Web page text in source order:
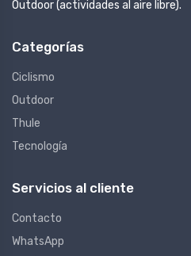
Outdoor (actividades al aire libre).
Categorías
Ciclismo
Outdoor
Thule
Tecnología
Servicios al cliente
Contacto
WhatsApp